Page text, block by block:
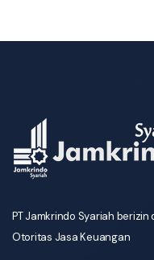
PT Jamkrindo Syariah berizin
Otoritas Jasa Keuangan